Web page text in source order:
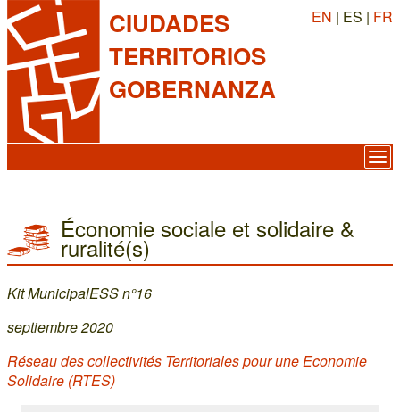
CIUDADES
TERRITORIOS
GOBERNANZA
EN | ES | FR
Économie sociale et solidaire &
ruralité(s)
Kit MunicipalESS n°16
septiembre 2020
Réseau des collectivités Territoriales pour une Economie
Solidaire (RTES)